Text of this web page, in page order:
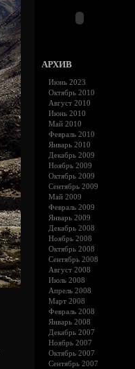
АРХИВ
Июнь 2023
Октябрь 2010
Август 2010
Июнь 2010
Май 2010
Февраль 2010
Январь 2010
Декабрь 2009
Ноябрь 2009
Октябрь 2009
Сентябрь 2009
Май 2009
Февраль 2009
Январь 2009
Декабрь 2008
Ноябрь 2008
Октябрь 2008
Сентябрь 2008
Август 2008
Июль 2008
Апрель 2008
Март 2008
Февраль 2008
Январь 2008
Декабрь 2007
Ноябрь 2007
Октябрь 2007
Сентябрь 2007